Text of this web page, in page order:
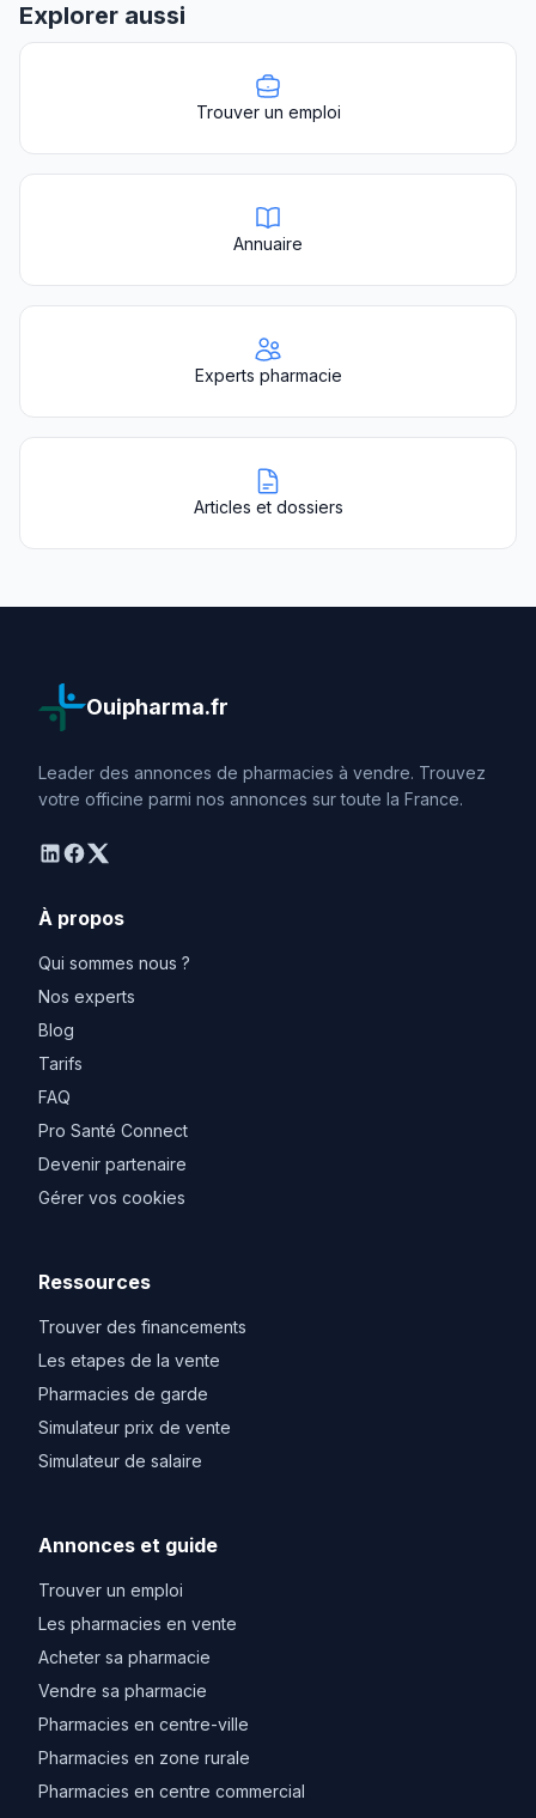
Explorer aussi
Trouver un emploi
Annuaire
Experts pharmacie
Articles et dossiers
Ouipharma.fr
Leader des annonces de pharmacies à vendre. Trouvez
votre officine parmi nos annonces sur toute la France.
linkedin
facebook
twitter
À propos
Qui sommes nous ?
Nos experts
Blog
Tarifs
FAQ
Pro Santé Connect
Devenir partenaire
Gérer vos cookies
Ressources
Trouver des financements
Les etapes de la vente
Pharmacies de garde
Simulateur prix de vente
Simulateur de salaire
Annonces et guide
Trouver un emploi
Les pharmacies en vente
Acheter sa pharmacie
Vendre sa pharmacie
Pharmacies en centre-ville
Pharmacies en zone rurale
Pharmacies en centre commercial